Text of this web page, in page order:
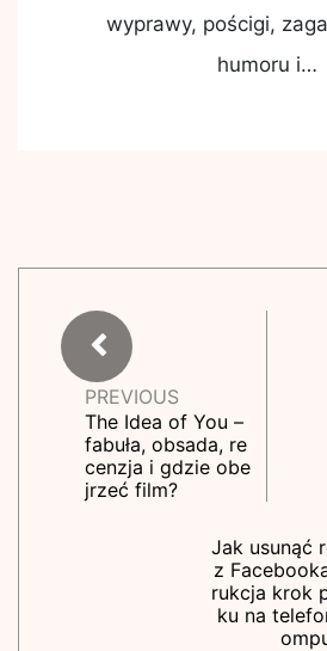
wyprawy, pościgi,
humoru i…
PREVIOUS
The Idea of You –
fabuła, obsada, re
cenzja i gdzie obe
jrzeć film?
Jak usunąć
z
rukcja krok
ku na